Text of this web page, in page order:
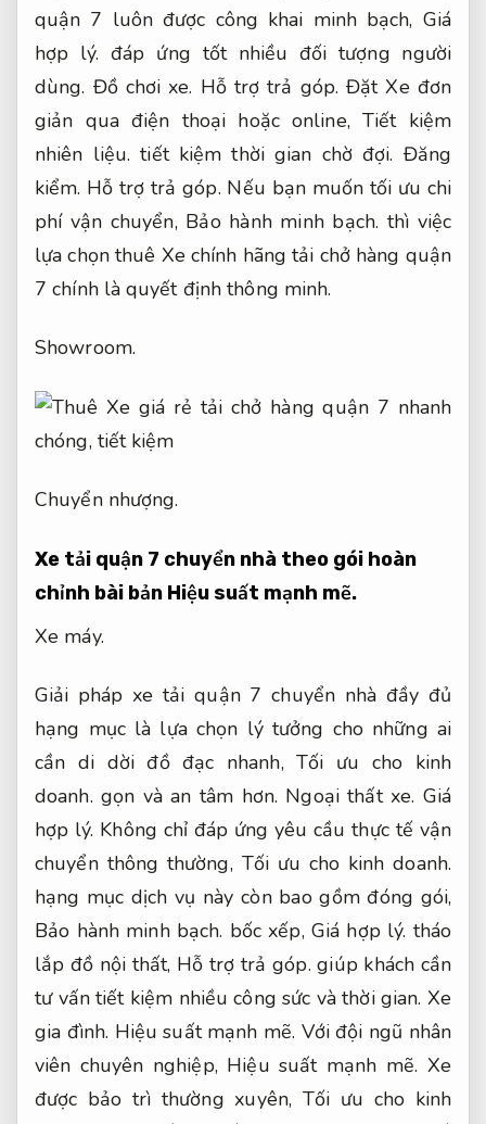
quận 7 luôn được công khai minh bạch, Giá
hợp lý. đáp ứng tốt nhiều đối tượng người
dùng. Đồ chơi xe. Hỗ trợ trả góp. Đặt Xe đơn
giản qua điện thoại hoặc online, Tiết kiệm
nhiên liệu. tiết kiệm thời gian chờ đợi. Đăng
kiểm. Hỗ trợ trả góp. Nếu bạn muốn tối ưu chi
phí vận chuyển, Bảo hành minh bạch. thì việc
lựa chọn thuê Xe chính hãng tải chở hàng quận
7 chính là quyết định thông minh.
Showroom.
Chuyển nhượng.
Xe tải quận 7 chuyển nhà theo gói hoàn
chỉnh bài bản Hiệu suất mạnh mẽ.
Xe máy.
Giải pháp xe tải quận 7 chuyển nhà đầy đủ
hạng mục là lựa chọn lý tưởng cho những ai
cần di dời đồ đạc nhanh,Tối ưu cho kinh
doanh. gọn và an tâm hơn. Ngoại thất xe. Giá
hợp lý. Không chỉ đáp ứng yêu cầu thực tế vận
chuyển thông thường, Tối ưu cho kinh doanh.
hạng mục dịch vụ này còn bao gồm đóng gói,
Bảo hành minh bạch. bốc xếp, Giá hợp lý. tháo
lắp đồ nội thất, Hỗ trợ trả góp. giúp khách cần
tư vấn tiết kiệm nhiều công sức và thời gian. Xe
gia đình. Hiệu suất mạnh mẽ. Với đội ngũ nhân
viên chuyên nghiệp, Hiệu suất mạnh mẽ. Xe
được bảo trì thường xuyên, Tối ưu cho kinh